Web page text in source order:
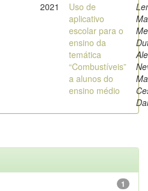
2021
Uso de
aplicativo
escolar para o
ensino da
temática
“Combustíveis”
a alunos do
ensino médio
1